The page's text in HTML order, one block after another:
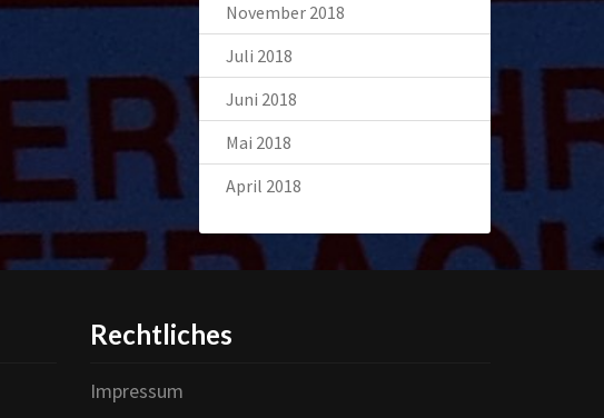
November 2018
Juli 2018
Juni 2018
Mai 2018
April 2018
Rechtliches
Impressum